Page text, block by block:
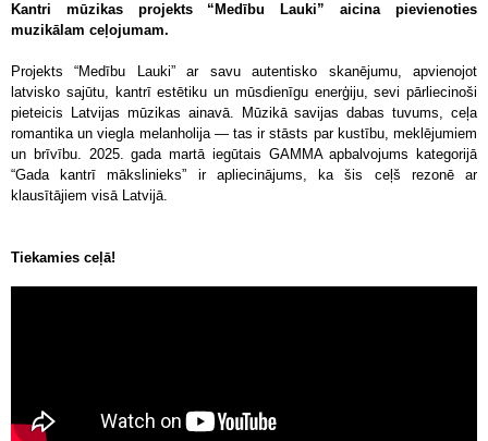
Kantri mūzikas projekts “Medību Lauki” aicina pievienoties
muzikālam ceļojumam.
Projekts “Medību Lauki” ar savu autentisko skanējumu, apvienojot
latvisko sajūtu, kantrī estētiku un mūsdienīgu enerģiju, sevi pārliecinoši
pieteicis Latvijas mūzikas ainavā. Mūzikā savijas dabas tuvums, ceļa
romantika un viegla melanholija — tas ir stāsts par kustību, meklējumiem
un brīvību. 2025. gada martā iegūtais GAMMA apbalvojums kategorijā
“Gada kantrī mākslinieks” ir apliecinājums, ka šis ceļš rezonē ar
klausītājiem visā Latvijā.
Tiekamies ceļā!